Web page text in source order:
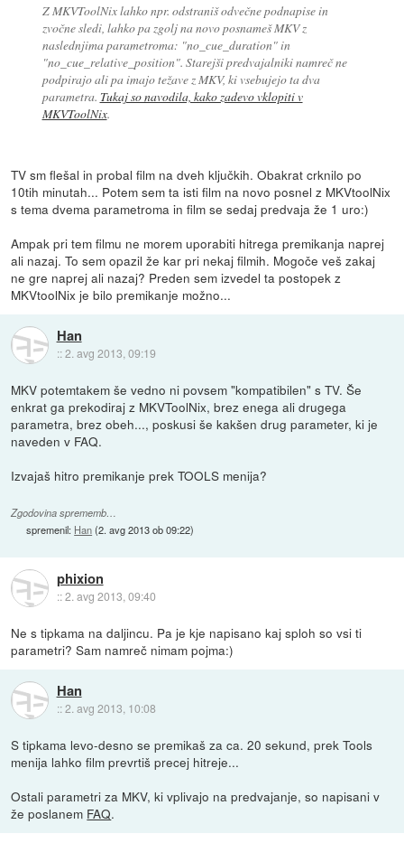
Z MKVToolNix lahko npr. odstraniš odvečne podnapise in
zvočne sledi, lahko pa zgolj na novo posnameš MKV z
naslednjima parametroma: "no_cue_duration" in
"no_cue_relative_position". Starejši predvajalniki namreč ne
podpirajo ali pa imajo težave z MKV, ki vsebujejo ta dva
parametra. Tukaj so navodila, kako zadevo vklopiti v
MKVToolNix.
TV sm flešal in probal film na dveh ključkih. Obakrat crknilo po
10tih minutah... Potem sem ta isti film na novo posnel z MKVtoolNix
s tema dvema parametroma in film se sedaj predvaja že 1 uro:)
Ampak pri tem filmu ne morem uporabiti hitrega premikanja naprej
ali nazaj. To sem opazil že kar pri nekaj filmih. Mogoče veš zakaj
ne gre naprej ali nazaj? Preden sem izvedel ta postopek z
MKVtoolNix je bilo premikanje možno...
Han
::2. avg 2013, 09:19
MKV potemtakem še vedno ni povsem "kompatibilen" s TV. Še
enkrat ga prekodiraj z MKVToolNix, brez enega ali drugega
parametra, brez obeh..., poskusi še kakšen drug parameter, ki je
naveden v FAQ.
Izvajaš hitro premikanje prek TOOLS menija?
Zgodovina sprememb…
spremenil: Han(2. avg 2013 ob 09:22)
phixion
::2. avg 2013, 09:40
Ne s tipkama na daljincu. Pa je kje napisano kaj sploh so vsi ti
parametri? Sam namreč nimam pojma:)
Han
::2. avg 2013, 10:08
S tipkama levo-desno se premikaš za ca. 20 sekund, prek Tools
menija lahko film prevrtiš precej hitreje...
Ostali parametri za MKV, ki vplivajo na predvajanje, so napisani v
že poslanem FAQ.